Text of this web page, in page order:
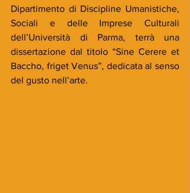
Dipartimento di Discipline Umanistiche,
Sociali e delle Imprese Culturali
dell’Università di Parma, terrà una
dissertazione dal titolo “Sine Cerere et
Baccho, friget Venus”, dedicata al senso
del gusto nell’arte.